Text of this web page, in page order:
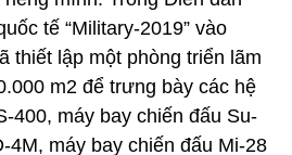
tế “Military-2019” vào
thiết lập một phòng triển lãm
m2 để trưng bày các hệ
400, máy bay chiến đấu Su-
4M, máy bay chiến đấu Mi-28